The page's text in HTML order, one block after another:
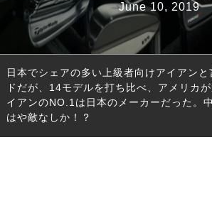
June 10, 2019
日本でシェアの多い上級者向けアイアン
ドだが、14モデルを打ち比べ、アメリカ
イアンのNO.1は日本のメーカーだった。
はや敵なしか！？
REVIEWS 製品レビュー
DRIVERS ドライバー
FAIRWAY WOODS フェアウェイウッド
HYBRIDS ハイブリッド
IRONS アイアン